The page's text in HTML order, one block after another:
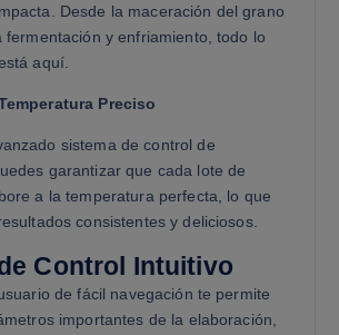
Desde la maceración del grano
fermentación y enfriamiento, todo lo
aquí.
Preciso
sistema de control de
garantizar que cada lote de
a la temperatura perfecta, lo que
consistentes y deliciosos.
Control Intuitivo
de fácil navegación te permite
importantes de la elaboración,